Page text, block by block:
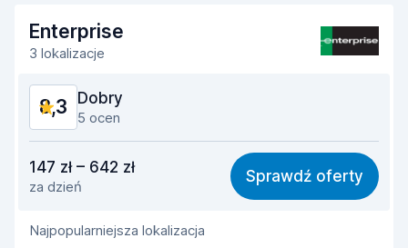
Czystość samochodu 8,7
Stan samochodu
Enterprise
3 lokalizacje
8,3 Dobry
5 ocen
8,0
Łatwość znalezienia 8,3
Pomocność przedstawiciela
147 zł – 642 zł
za dzień
Sprawdź oferty
Najpopularniejsza lokalizacja